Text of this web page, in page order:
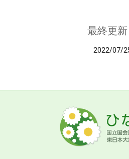
最終更新
2022/07/